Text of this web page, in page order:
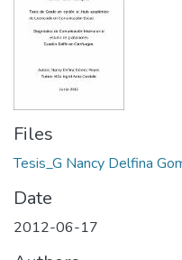
Files
Tesis_G Nancy Delfina
Date
2012-06-17